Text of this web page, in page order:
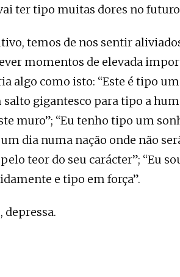
ter tipo muitas dores no
temos de nos sentir
momentos de elevada
algo como isto: “Este é tipo
gigantesco para tipo a
muro”; “Eu tenho tipo um
dia numa nação onde não
teor do seu carácter”; “Eu
e tipo em força”.
depressa.